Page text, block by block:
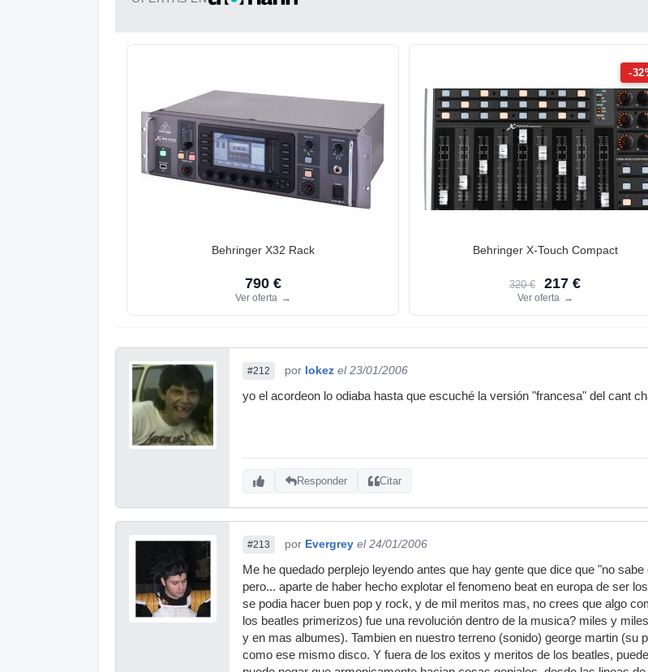
Behringer X32 Rack
790 €
Ver oferta →
-
Behringer X-Touch Compact
320 € 217 €
Ver oferta →
#212 por lokez el 23/01/2006
yo el acordeon lo odiaba hasta que escuché la versión "francesa" del cant
Responder Citar
#213 por Evergrey el 24/01/2006
Me he quedado perplejo leyendo antes que hay gente que dice que "no
pero... aparte de haber hecho explotar el fenomeno beat en europa de ser
se podia hacer buen pop y rock, y de mil meritos mas, no crees que algo
los beatles primerizos) fue una revolución dentro de la musica? miles y
y en mas albumes). Tambien en nuestro terreno (sonido) george martin (su
como ese mismo disco. Y fuera de los exitos y meritos de los beatles,